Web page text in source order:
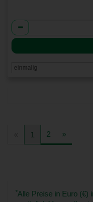
Anzahl
1 2 »
*Alle Preise in Euro (€)